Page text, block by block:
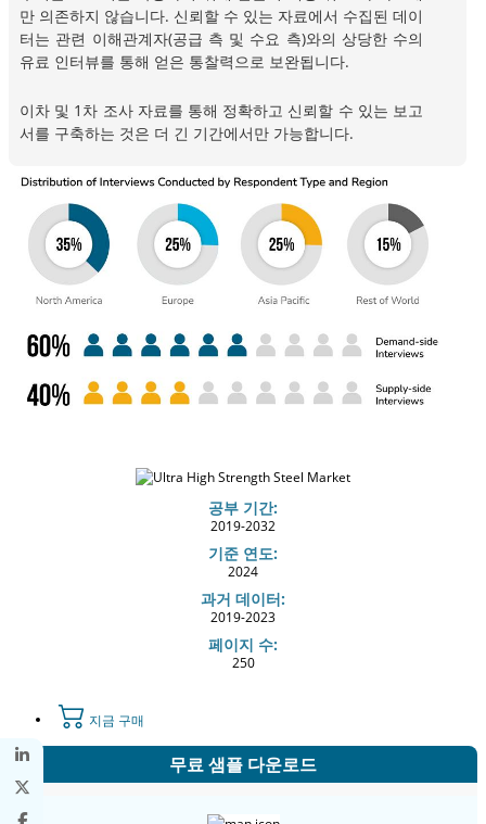
만 의존하지 않습니다. 신뢰할 수 있는 자료에서 수집된 데이
터는 관련 이해관계자(공급 측 및 수요 측)와의 상당한 수의
유료 인터뷰를 통해 얻은 통찰력으로 보완됩니다.
이차 및 1차 조사 자료를 통해 정확하고 신뢰할 수 있는 보고
서를 구축하는 것은 더 긴 기간에서만 가능합니다.
공부 기간:
2019-2032
기준 연도:
2024
과거 데이터:
2019-2023
페이지 수:
250
지금 구매
무료 샘플 다운로드